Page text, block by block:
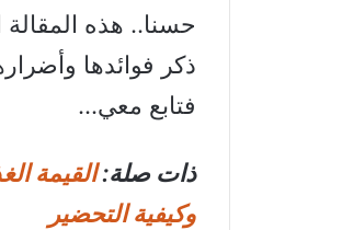
حسنا.. هذه المقالة
ذكر فوائدها
فتابع معي…
ذات صلة:القيمة
وكيفية التحضير